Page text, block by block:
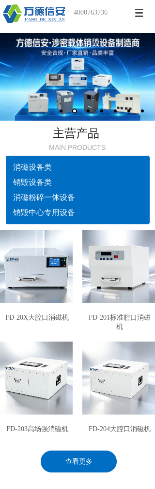
主营产品
MAIN PRODUCTS
查看更多
FD-20X大腔口消磁机
FD-201标准腔口消磁
机
FD-203高场强消磁机 FD-204大腔口消磁机
消磁设备类
销毁设备类
消磁粉碎一体设备
销毁中心专用设备
4000763736